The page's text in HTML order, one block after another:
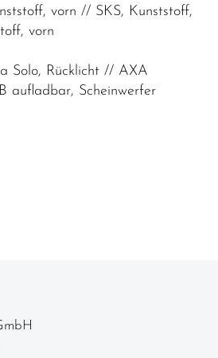
vorn // SKS, Kunststoff,
vorn
Solo, Rücklicht // AXA
aufladbar, Scheinwerfer